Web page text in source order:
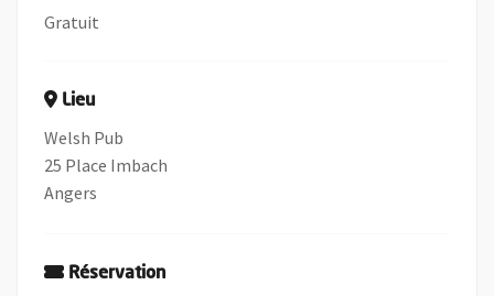
Gratuit
Lieu
Welsh Pub
25 Place Imbach
Angers
Réservation